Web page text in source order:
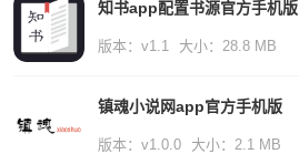
知书app配置书源官方手机版
版本：v1.1 大小：28.8 MB
镇魂小说网app官方手机版
版本：v1.0.0 大小：2.1 MB